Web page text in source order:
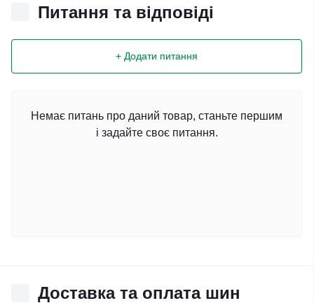
Питання та відповіді
+ Додати питання
Немає питань про даний товар, станьте першим
і задайте своє питання.
Доставка та оплата шин